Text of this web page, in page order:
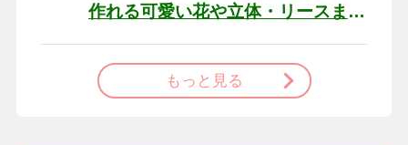
作れる可愛い花や立体・リースま
もっと見る